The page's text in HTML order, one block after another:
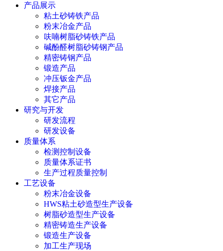
产品展示
粘土砂铸铁产品
粉末冶金产品
呋喃树脂砂铸铁产品
碱酚醛树脂砂铸钢产品
精密铸钢产品
锻造产品
冲压钣金产品
焊接产品
其它产品
研究与开发
研发流程
研发设备
质量体系
检测控制设备
质量体系证书
生产过程质量控制
工艺设备
粉末冶金设备
HWS粘土砂造型生产设备
树脂砂造型生产设备
精密铸造生产设备
锻造生产设备
加工生产现场